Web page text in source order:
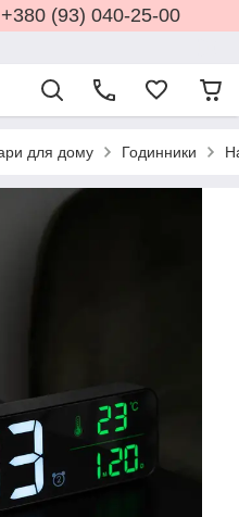
(93) 040-25-00
для дому Годинники